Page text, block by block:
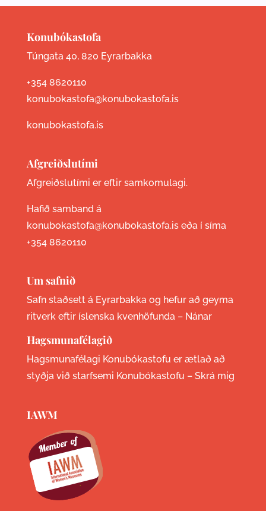
Konubókastofa
Túngata 40, 820 Eyrarbakka
+354 8620110
konubokastofa@konubokastofa.is
konubokastofa.is
Afgreiðslutími
Afgreiðslutími er eftir samkomulagi.
Hafið samband á
konubokastofa@konubokastofa.is eða í síma
+354 8620110
Um safnið
Safn staðsett á Eyrarbakka og hefur að geyma
ritverk eftir íslenska kvenhöfunda – Nánar
Hagsmunafélagið
Hagsmunafélagi Konubókastofu er ætlað að
styðja við starfsemi Konubókastofu – Skrá mig
IAWM